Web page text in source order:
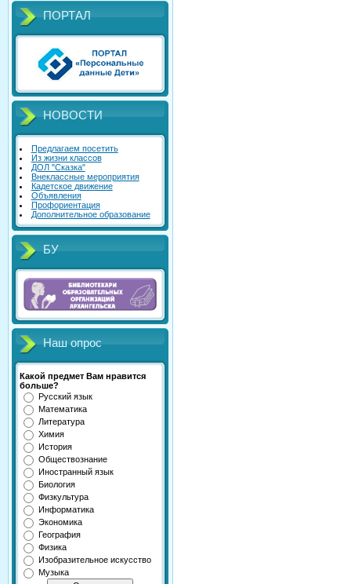
ПОРТАЛ
НОВОСТИ
Предлагаем посетить
Из жизни классов
ДОЛ "Сказка"
Внеклассные мероприятия
Кадетское движение
Объявления
Профориентация
Дополнительное образование
БУ
Наш опрос
Какой предмет Вам нравится
больше?
Русский язык
Математика
Литература
Химия
История
Обществознание
Иностранный язык
Биология
Физкультура
Информатика
Экономика
География
Физика
Изобразительное искусство
Музыка